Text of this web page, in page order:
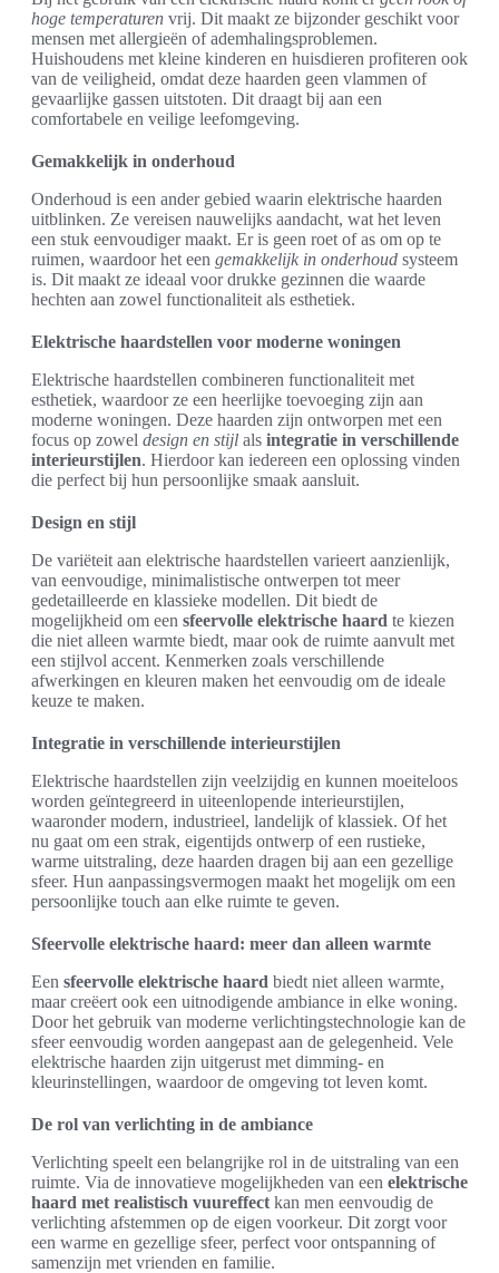
hoge temperaturen vrij. Dit maakt ze bijzonder geschikt voor
mensen met allergieën of ademhalingsproblemen.
Huishoudens met kleine kinderen en huisdieren profiteren ook
van de veiligheid, omdat deze haarden geen vlammen of
gevaarlijke gassen uitstoten. Dit draagt bij aan een
comfortabele en veilige leefomgeving.
Gemakkelijk in onderhoud
Onderhoud is een ander gebied waarin elektrische haarden
uitblinken. Ze vereisen nauwelijks aandacht, wat het leven
een stuk eenvoudiger maakt. Er is geen roet of as om op te
ruimen, waardoor het een gemakkelijk in onderhoud systeem
is. Dit maakt ze ideaal voor drukke gezinnen die waarde
hechten aan zowel functionaliteit als esthetiek.
Elektrische haardstellen voor moderne woningen
Elektrische haardstellen combineren functionaliteit met
esthetiek, waardoor ze een heerlijke toevoeging zijn aan
moderne woningen. Deze haarden zijn ontworpen met een
focus op zowel design en stijl als integratie in verschillende
interieurstijlen. Hierdoor kan iedereen een oplossing vinden
die perfect bij hun persoonlijke smaak aansluit.
Design en stijl
De variëteit aan elektrische haardstellen varieert aanzienlijk,
van eenvoudige, minimalistische ontwerpen tot meer
gedetailleerde en klassieke modellen. Dit biedt de
mogelijkheid om een sfeervolle elektrische haard te kiezen
die niet alleen warmte biedt, maar ook de ruimte aanvult met
een stijlvol accent. Kenmerken zoals verschillende
afwerkingen en kleuren maken het eenvoudig om de ideale
keuze te maken.
Integratie in verschillende interieurstijlen
Elektrische haardstellen zijn veelzijdig en kunnen moeiteloos
worden geïntegreerd in uiteenlopende interieurstijlen,
waaronder modern, industrieel, landelijk of klassiek. Of het
nu gaat om een strak, eigentijds ontwerp of een rustieke,
warme uitstraling, deze haarden dragen bij aan een gezellige
sfeer. Hun aanpassingsvermogen maakt het mogelijk om een
persoonlijke touch aan elke ruimte te geven.
Sfeervolle elektrische haard: meer dan alleen warmte
Een sfeervolle elektrische haard biedt niet alleen warmte,
maar creëert ook een uitnodigende ambiance in elke woning.
Door het gebruik van moderne verlichtingstechnologie kan de
sfeer eenvoudig worden aangepast aan de gelegenheid. Vele
elektrische haarden zijn uitgerust met dimming- en
kleurinstellingen, waardoor de omgeving tot leven komt.
De rol van verlichting in de ambiance
Verlichting speelt een belangrijke rol in de uitstraling van een
ruimte. Via de innovatieve mogelijkheden van een elektrische
haard met realistisch vuureffect kan men eenvoudig de
verlichting afstemmen op de eigen voorkeur. Dit zorgt voor
een warme en gezellige sfeer, perfect voor ontspanning of
samenzijn met vrienden en familie.